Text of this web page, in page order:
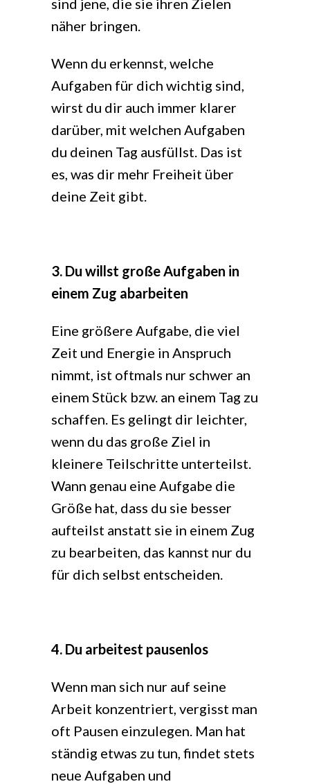
sind jene, die sie ihren Zielen
näher bringen.
Wenn du erkennst, welche
Aufgaben für dich wichtig sind,
wirst du dir auch immer klarer
darüber, mit welchen Aufgaben
du deinen Tag ausfüllst. Das ist
es, was dir mehr Freiheit über
deine Zeit gibt.
3. Du willst große Aufgaben in
einem Zug abarbeiten
Eine größere Aufgabe, die viel
Zeit und Energie in Anspruch
nimmt, ist oftmals nur schwer an
einem Stück bzw. an einem Tag zu
schaffen. Es gelingt dir leichter,
wenn du das große Ziel in
kleinere Teilschritte unterteilst.
Wann genau eine Aufgabe die
Größe hat, dass du sie besser
aufteilst anstatt sie in einem Zug
zu bearbeiten, das kannst nur du
für dich selbst entscheiden.
4. Du arbeitest pausenlos
Wenn man sich nur auf seine
Arbeit konzentriert, vergisst man
oft Pausen einzulegen. Man hat
ständig etwas zu tun, findet stets
neue Aufgaben und